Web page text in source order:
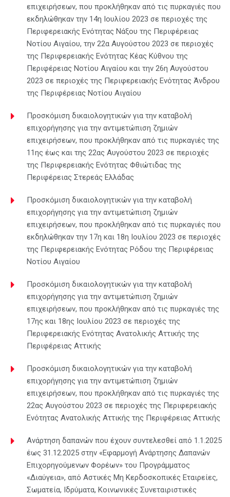
επιχειρήσεων, που προκλήθηκαν από τις πυρκαγιές που
εκδηλώθηκαν την 14η Ιουλίου 2023 σε περιοχές της
Περιφερειακής Ενότητας Νάξου της Περιφέρειας
Νοτίου Αιγαίου, την 22α Αυγούστου 2023 σε περιοχές
της Περιφερειακής Ενότητας Κέας Κύθνου της
Περιφέρειας Νοτίου Αιγαίου και την 26η Αυγούστου
2023 σε περιοχές της Περιφερειακής Ενότητας Άνδρου
της Περιφέρειας Νοτίου Αιγαίου
Προσκόμιση δικαιολογητικών για την καταβολή
επιχορήγησης για την αντιμετώπιση ζημιών
επιχειρήσεων, που προκλήθηκαν από τις πυρκαγιές της
11ης έως και της 22ας Αυγούστου 2023 σε περιοχές
της Περιφερειακής Ενότητας Φθιώτιδας της
Περιφέρειας Στερεάς Ελλάδας
Προσκόμιση δικαιολογητικών για την καταβολή
επιχορήγησης για την αντιμετώπιση ζημιών
επιχειρήσεων, που προκλήθηκαν από τις πυρκαγιές που
εκδηλώθηκαν την 17η και 18η Ιουλίου 2023 σε περιοχές
της Περιφερειακής Ενότητας Ρόδου της Περιφέρειας
Νοτίου Αιγαίου
Προσκόμιση δικαιολογητικών για την καταβολή
επιχορήγησης για την αντιμετώπιση ζημιών
επιχειρήσεων, που προκλήθηκαν από τις πυρκαγιές της
17ης και 18ης Ιουλίου 2023 σε περιοχές της
Περιφερειακής Ενότητας Ανατολικής Αττικής της
Περιφέρειας Αττικής
Προσκόμιση δικαιολογητικών για την καταβολή
επιχορήγησης για την αντιμετώπιση ζημιών
επιχειρήσεων, που προκλήθηκαν από τις πυρκαγιές της
22ας Αυγούστου 2023 σε περιοχές της Περιφερειακής
Ενότητας Ανατολικής Αττικής της Περιφέρειας Αττικής
Ανάρτηση δαπανών που έχουν συντελεσθεί από 1.1.2025
έως 31.12.2025 στην «Εφαρμογή Ανάρτησης Δαπανών
Επιχορηγούμενων Φορέων» του Προγράμματος
«Διαύγεια», από Αστικές Μη Κερδοσκοπικές Εταιρείες,
Σωματεία, Ιδρύματα, Κοινωνικές Συνεταιριστικές